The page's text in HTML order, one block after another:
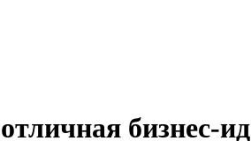
бизнес-